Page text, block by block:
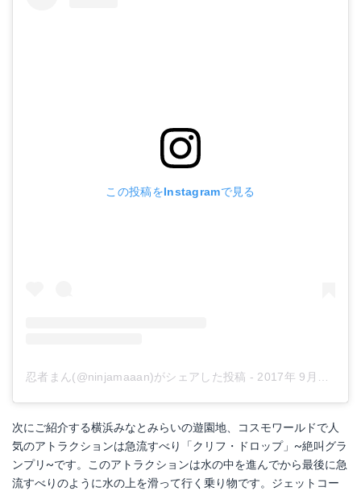
この投稿をInstagramで見る
忍者まん(@ninjamaaan)がシェアした投稿 - 2017年 9月月9日午後1時58分PDT
次にご紹介する横浜みなとみらいの遊園地、コスモワールドで人
気のアトラクションは急流すべり「クリフ・ドロップ」~絶叫グラ
ンプリ~です。このアトラクションは水の中を進んでから最後に急
流すべりのように水の上を滑って行く乗り物です。ジェットコー